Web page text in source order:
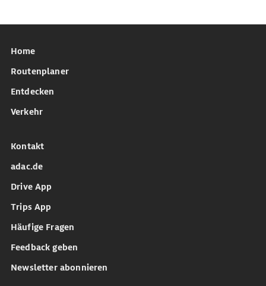
Home
Routenplaner
Entdecken
Verkehr
Kontakt
adac.de
Drive App
Trips App
Häufige Fragen
Feedback geben
Newsletter abonnieren